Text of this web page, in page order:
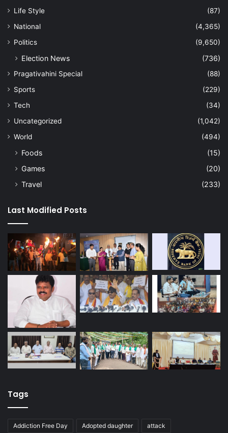
Life Style
(87)
National
(4,365)
Politics
(9,650)
Election News (736)
Pragativahini Special
(88)
Sports
(229)
Tech
(34)
Uncategorized
(1,042)
World
(494)
Foods
(15)
Games
(20)
Travel
(233)
Last Modified Posts
Tags
Addiction Free Day Adopted daughter attack